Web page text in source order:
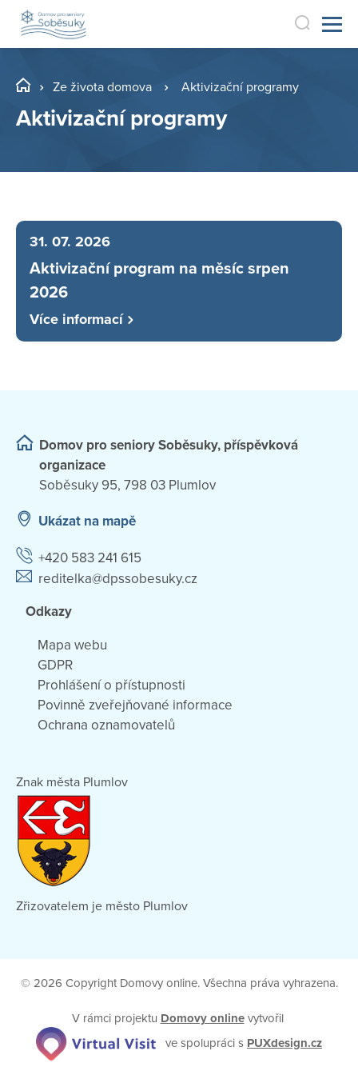
Ze života domova Aktivizační programy
Aktivizační programy
31. 07. 2026
Aktivizační program na měsíc srpen
2026
Více informací
Domov pro seniory Soběsuky, příspěvková
organizace
Soběsuky 95, 798 03 Plumlov
Ukázat na mapě
+420 583 241 615
reditelka@dpssobesuky.cz
Odkazy
Mapa webu
GDPR
Prohlášení o přístupnosti
Povinně zveřejňované informace
Ochrana oznamovatelů
Znak města Plumlov
Zřizovatelem je město Plumlov
© 2026 Copyright Domovy online. Všechna práva vyhrazena.
V rámci projektu Domovy onlinevytvořil
ve spolupráci s PUXdesign.cz